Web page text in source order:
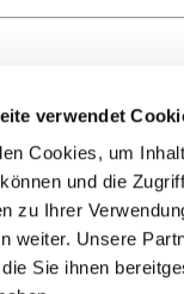
verwendet
Cookies, um
und die
zu Ihrer
weiter. Unsere
Sie ihnen